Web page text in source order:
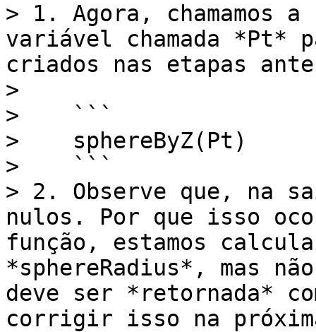
> 1. Agora, chamamos
variável chamada *Pt*
criados nas etapas
>
>    ```
>    sphereByZ(Pt)
>    ```
> 2. Observe que, na
nulos. Por que isso
função, estamos
*sphereRadius*, mas
deve ser *retornada*
corrigir isso na